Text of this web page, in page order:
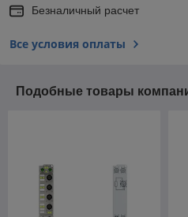
Безналичный расчет
Все условия оплаты
Подобные товары